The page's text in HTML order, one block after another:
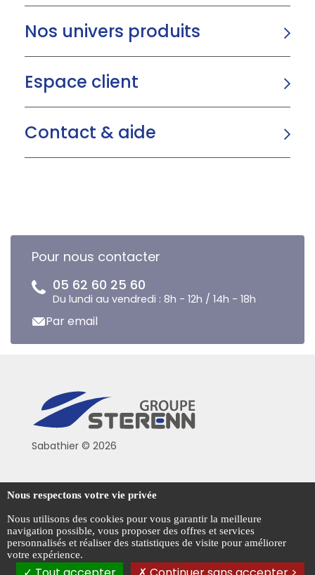
Nos univers produits
Espace client
Contact & aide
Pour nous contacter
05 62 60 25 60
Du lundi au vendredi : 8h - 12h / 14h - 18h
Par email
Sabathier © 2026
Politique de confidentialité
Conditions générales de vente
Mentions légales
Gestion des cookies
Nous respectons votre vie privée
Nous utilisons des cookies pour vous garantir la meilleure
navigation possible, vous proposer des offres et services
personnalisés et réaliser des statistiques de visite pour améliorer
votre expérience.